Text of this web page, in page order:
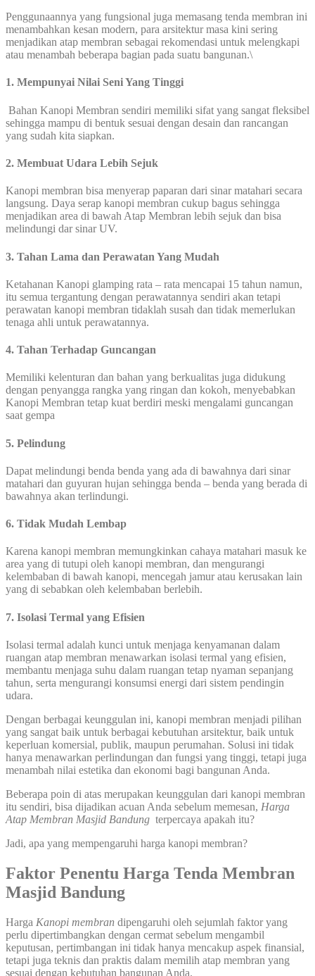
Penggunaannya yang fungsional juga memasang tenda membran ini
menambahkan kesan modern, para arsitektur masa kini sering
menjadikan atap membran sebagai rekomendasi untuk melengkapi
atau menambah beberapa bagian pada suatu bangunan.\
1. Mempunyai Nilai Seni Yang Tinggi
Bahan Kanopi Membran sendiri memiliki sifat yang sangat fleksibel
sehingga mampu di bentuk sesuai dengan desain dan rancangan
yang sudah kita siapkan.
2. Membuat Udara Lebih Sejuk
Kanopi membran bisa menyerap paparan dari sinar matahari secara
langsung. Daya serap kanopi membran cukup bagus sehingga
menjadikan area di bawah Atap Membran lebih sejuk dan bisa
melindungi dar sinar UV.
3. Tahan Lama dan Perawatan Yang Mudah
Ketahanan Kanopi glamping rata – rata mencapai 15 tahun namun,
itu semua tergantung dengan perawatannya sendiri akan tetapi
perawatan kanopi membran tidaklah susah dan tidak memerlukan
tenaga ahli untuk perawatannya.
4. Tahan Terhadap Guncangan
Memiliki kelenturan dan bahan yang berkualitas juga didukung
dengan penyangga rangka yang ringan dan kokoh, menyebabkan
Kanopi Membran tetap kuat berdiri meski mengalami guncangan
saat gempa
5. Pelindung
Dapat melindungi benda benda yang ada di bawahnya dari sinar
matahari dan guyuran hujan sehingga benda – benda yang berada di
bawahnya akan terlindungi.
6. Tidak Mudah Lembap
Karena kanopi membran memungkinkan cahaya matahari masuk ke
area yang di tutupi oleh kanopi membran, dan mengurangi
kelembaban di bawah kanopi, mencegah jamur atau kerusakan lain
yang di sebabkan oleh kelembaban berlebih.
7. Isolasi Termal yang Efisien
Isolasi termal adalah kunci untuk menjaga kenyamanan dalam
ruangan atap membran menawarkan isolasi termal yang efisien,
membantu menjaga suhu dalam ruangan tetap nyaman sepanjang
tahun, serta mengurangi konsumsi energi dari sistem pendingin
udara.
Dengan berbagai keunggulan ini, kanopi membran menjadi pilihan
yang sangat baik untuk berbagai kebutuhan arsitektur, baik untuk
keperluan komersial, publik, maupun perumahan. Solusi ini tidak
hanya menawarkan perlindungan dan fungsi yang tinggi, tetapi juga
menambah nilai estetika dan ekonomi bagi bangunan Anda.
Beberapa poin di atas merupakan keunggulan dari kanopi membran
itu sendiri, bisa dijadikan acuan Anda sebelum memesan, Harga
Atap Membran Masjid Bandung terpercaya apakah itu?
Jadi, apa yang mempengaruhi harga kanopi membran?
Faktor Penentu Harga Tenda Membran
Masjid Bandung
Harga Kanopi membran dipengaruhi oleh sejumlah faktor yang
perlu dipertimbangkan dengan cermat sebelum mengambil
keputusan, pertimbangan ini tidak hanya mencakup aspek finansial,
tetapi juga teknis dan praktis dalam memilih atap membran yang
sesuai dengan kebutuhan bangunan Anda.